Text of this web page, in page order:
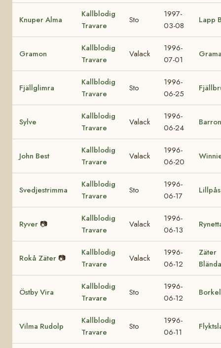
Knuper Alma
Kallblodig
Travare
Sto
1997-
03-08
Lapp
Gramon
Kallblodig
Travare
Valack
1996-
07-01
Fjällglimra
Kallblodig
Travare
Sto
1996-
06-25
Sylve
Kallblodig
Travare
Valack
1996-
06-24
John Best
Kallblodig
Travare
Valack
1996-
06-20
Svedjestrimma
Kallblodig
Travare
Sto
1996-
06-17
Ryver 📷
Kallblodig
Travare
Valack
1996-
06-13
Rokå Zäter 📷
Kallblodig
Travare
Valack
1996-
06-12
Zäter
Blända
Östby Vira
Kallblodig
Travare
Sto
1996-
06-12
Borkel
Vilma Rudolp
Kallblodig
Travare
Sto
1996-
06-11